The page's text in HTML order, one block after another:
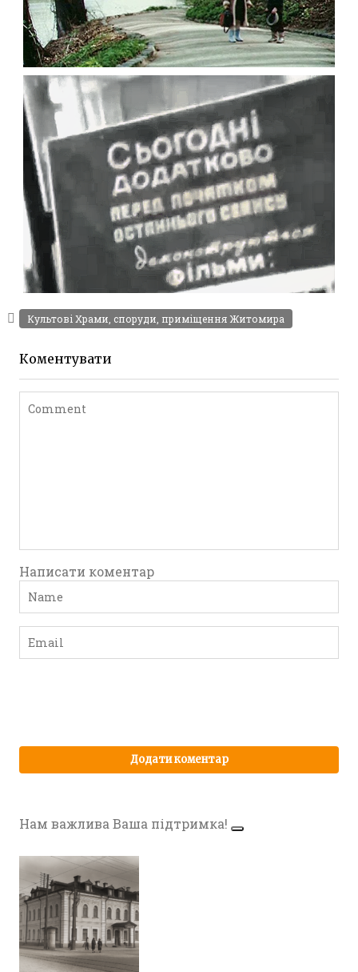
ЖИТОМИР У ФІЛЬМІ “САВРАСКА” 1989
Відео Житомира
Leave a comment
АМАТОРСЬКЕ ВІДЕО ЖИТОМИРА 60-Х
Відео Житомира
Культові Храми, споруди, приміщення Житомира
Коментувати
Написати коментар
Нам важлива Ваша підтримка!